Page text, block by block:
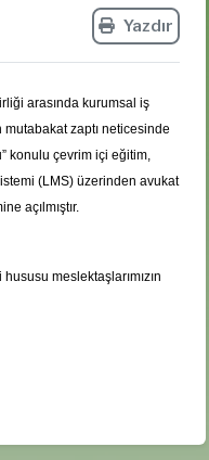
Yazdır
arasında kurumsal iş
zaptı neticesinde
konulu çevrim içi eğitim,
(LMS) üzerinden avukat
açılmıştır.
meslektaşlarımızın